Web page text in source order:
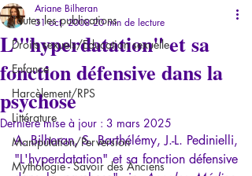
Toutes les publications
Droits sexuels/Education sexuelle
Enfance
Harcèlement/RPS
Littérature
Manipulation/Perversion
Mythologie - Savoir des Anciens
L’"hyperdatation" et sa
fonction défensive dans la
psychose
Ariane Bilheran
31 oct. 2008 20 min de lecture
Dernière mise à jour : 3 mars 2025
A. Bilheran, S. Barthélémy, J.-L. Pedinielli,
"L'hyperdatation" et sa fonction défensive